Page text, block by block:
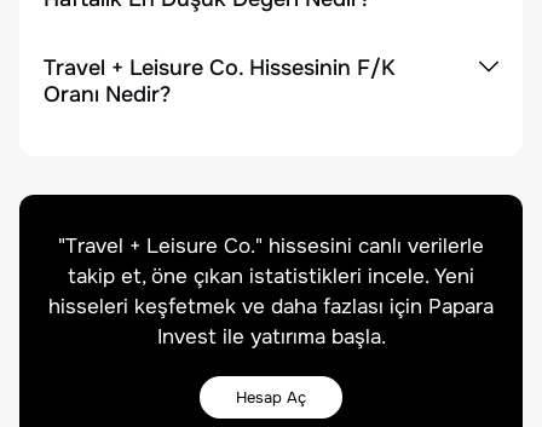
Travel + Leisure Co. Hissesinin F/K
Oranı Nedir?
"Travel + Leisure Co." hissesini canlı verilerle
takip et, öne çıkan istatistikleri incele. Yeni
hisseleri keşfetmek ve daha fazlası için Papara
Invest ile yatırıma başla.
Hesap Aç